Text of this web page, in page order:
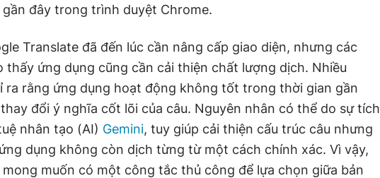
đây trong trình duyệt Chrome.
Translate đã đến lúc cần nâng cấp giao diện, nhưng các
thấy ứng dụng cũng cần cải thiện chất lượng dịch. Nhiều
ra rằng ứng dụng hoạt động không tốt trong thời gian gần
đổi ý nghĩa cốt lõi của câu. Nguyên nhân có thể do sự tích
nhân tạo (AI) Gemini, tuy giúp cải thiện cấu trúc câu nhưng
dụng không còn dịch từng từ một cách chính xác. Vì vậy,
mong muốn có một công tắc thủ công để lựa chọn giữa bản